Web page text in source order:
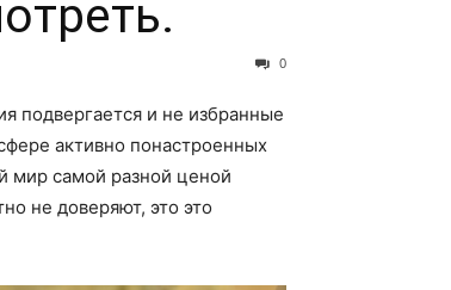
0
подвергается и не избранные
активно понастроенных
мир самой разной ценой
не доверяют, это это